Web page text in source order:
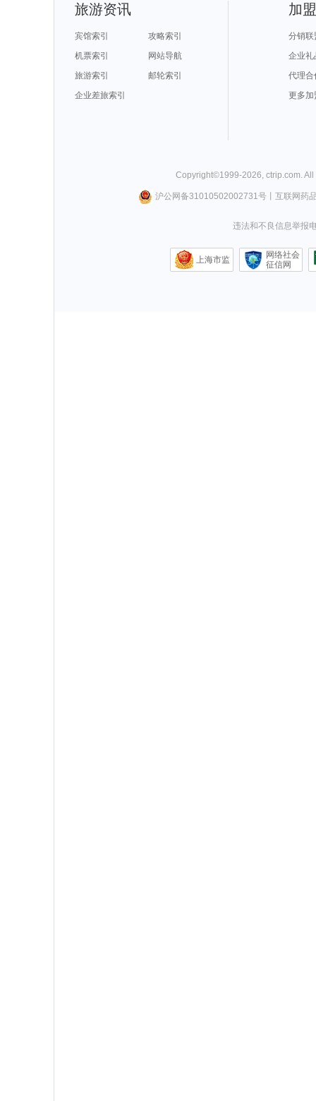
旅游资讯
宾馆索引
攻略索引
机票索引
网站导航
旅游索引
邮轮索引
企业差旅索引
加
分销联
企业礼
代理合
更多加
Copyright©1999-2026 ctrip.com .
沪公网备31010502002731号丨 互联网药
违法和不良信息举报
上海市监
网络社会
征信网